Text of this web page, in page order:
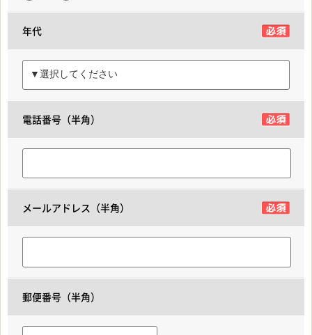
年代
電話番号（半角）
メールアドレス（半角）
郵便番号（半角）